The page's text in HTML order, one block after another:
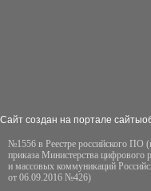
Сайт создан на портале
№1556 в Реестре российского ПО
приказа Министерства цифрового
и массовых коммуникаций
от 06.09.2016 №426)